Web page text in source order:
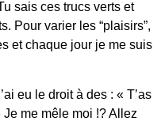
sais ces trucs verts et
Pour varier les “plaisirs”,
et chaque jour je me suis
eu le droit à des : « T’as
Je me mêle moi !? Allez